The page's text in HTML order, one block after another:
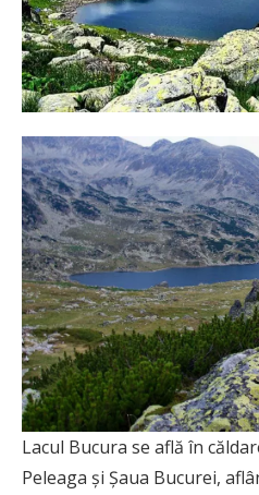
Lacul Bucura se află în
Peleaga și Șaua Bucurei,